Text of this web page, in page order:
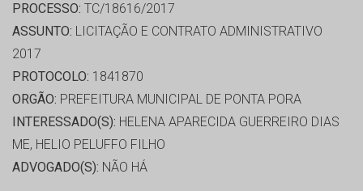
PROCESSO: TC/18616/2017
ASSUNTO: LICITAÇÃO E CONTRATO ADMINISTRATIVO
2017
PROTOCOLO: 1841870
ORGÃO: PREFEITURA MUNICIPAL DE PONTA PORA
INTERESSADO(S): HELENA APARECIDA GUERREIRO DIAS
ME, HELIO PELUFFO FILHO
ADVOGADO(S): NÃO HÁ